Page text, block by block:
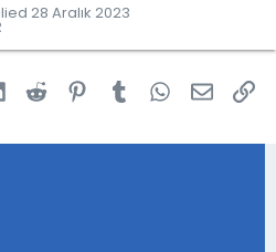
28 Aralık 2023
LinkedInReddit Pinterest
Tumblr WhatsApp
E-